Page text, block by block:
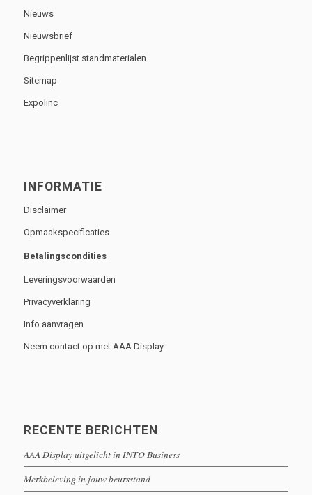
Nieuws
Nieuwsbrief
Begrippenlijst standmaterialen
Sitemap
Expolinc
INFORMATIE
Disclaimer
Opmaakspecificaties
Betalingscondities
Leveringsvoorwaarden
Privacyverklaring
Info aanvragen
Neem contact op met AAA Display
RECENTE BERICHTEN
AAA Display uitgelicht in INTO Business
Merkbeleving in jouw beursstand